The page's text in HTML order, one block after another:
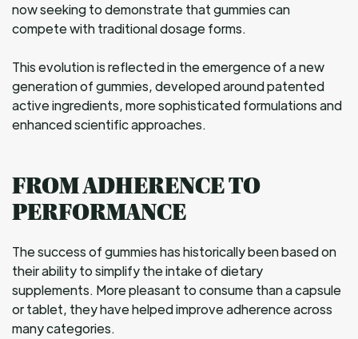
now seeking to demonstrate that gummies can
compete with traditional dosage forms.
This evolution is reflected in the emergence of a new
generation of gummies, developed around patented
active ingredients, more sophisticated formulations and
enhanced scientific approaches.
FROM ADHERENCE TO
PERFORMANCE
The success of gummies has historically been based on
their ability to simplify the intake of dietary
supplements. More pleasant to consume than a capsule
or tablet, they have helped improve adherence across
many categories.